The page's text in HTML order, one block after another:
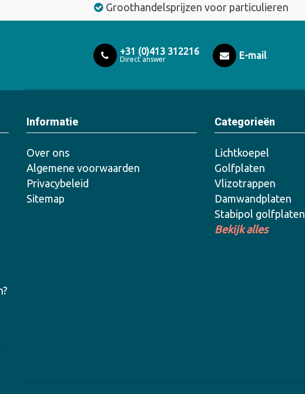
Groothandelsprijzen voor particulieren
+31 (0)413 312216
Direct answer E-mail
Informatie
Over ons
Algemene voorwaarden
Privacybeleid
Sitemap
Categorieën
Lichtkoepel
Golfplaten
Vlizotrappen
Damwandplaten
Stabipol golfplaten
Bekijk alles